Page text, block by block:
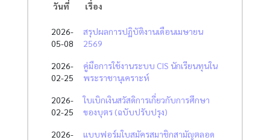
วันที่ เรื่อง
2026-
05-08
สรุปผลการปฏิบัติงานเดือนเมษายน
2569
2026-
02-25
คู่มือการใช้งานระบบ CIS นักเรียนทุนใน
พระราชานุเคราะห์
2026-
02-25
ใบเบิกเงินสวัสดิการเกี่ยวกับการศึกษา
ของบุตร (ฉบับปรับปรุง)
2026-
แบบฟอร์มใบสมัครสมาชิกสามัญตลอด